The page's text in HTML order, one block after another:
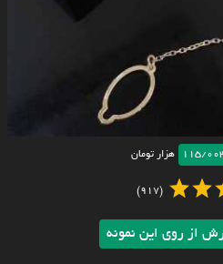
115/ هزار تومان
(917)
از روی این نمونه